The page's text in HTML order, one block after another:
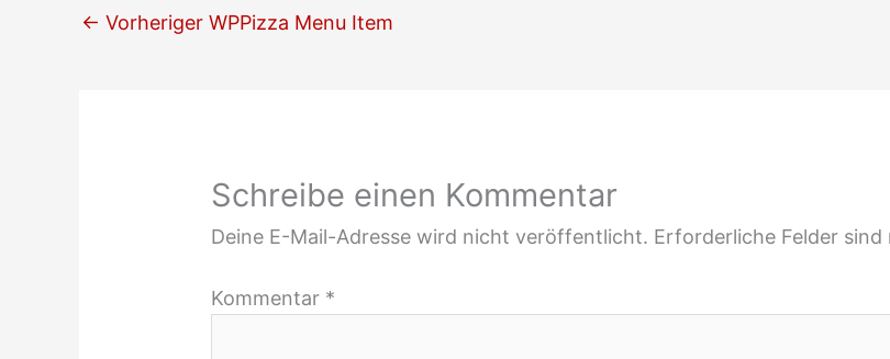
← Vorheriger WPPizza Menu Item
Schreibe einen Kommentar
Deine E-Mail-Adresse wird nicht veröffentlicht. Erforderliche Felder sind
Kommentar *